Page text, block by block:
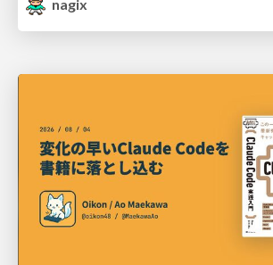
nagix